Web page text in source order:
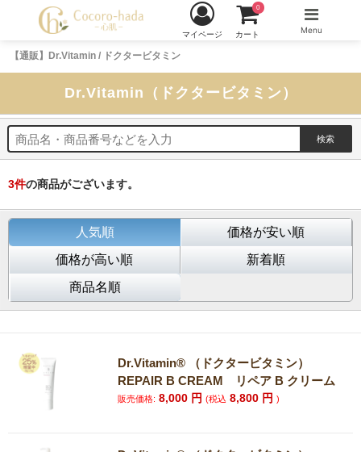
【通販】Dr.Vitamin / ドクタービタミン
マイページ カート
0
Menu
Dr.Vitamin（ドクタービタミン）
3件の商品がございます。
人気順
価格が安い順
価格が高い順
新着順
商品名順
Dr.Vitamin®︎ （ドクタービタミン）
REPAIR B CREAM リペア B クリーム
販売価格: 8,000 円(税込 8,800 円)